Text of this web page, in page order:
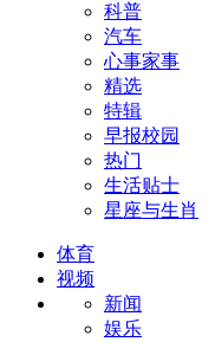
科普
汽车
心事家事
精选
特辑
早报校园
热门
生活贴士
星座与生肖
体育
视频
新闻
娱乐